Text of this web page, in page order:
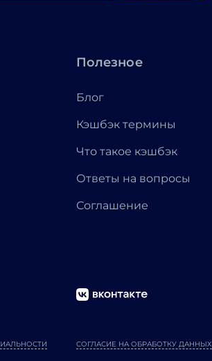
Полезное
Блог
Кэшбэк термины
Что такое кэшбэк
Ответы на вопросы
Соглашение
СОГЛАСИЕ НА ОБРАБОТКУ ДАННЫХ